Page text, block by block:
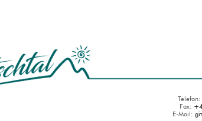
Telefon:
Fax:
E-Mail: